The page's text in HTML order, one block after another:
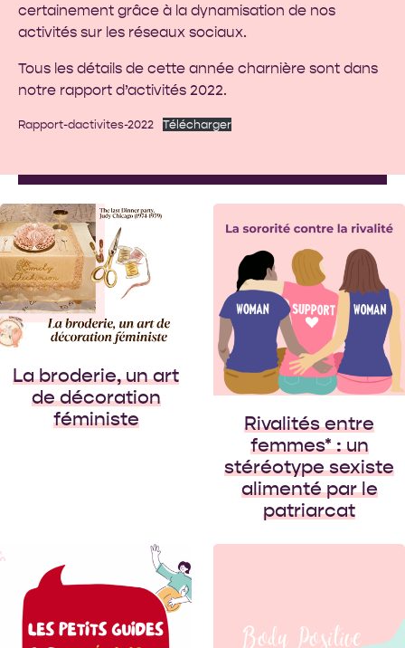
certainement grâce à la dynamisation de nos
activités sur les réseaux sociaux.
Tous les détails de cette année charnière sont dans
notre rapport d’activités 2022.
Rapport-dactivites-2022 Télécharger
La broderie, un art
de décoration
féministe
Le fait que les relations
entre femmes* soient
inévitablement
sujettes à des rivalités
est très certainement
un stéréotype sexiste,
alimenté entre autres
par la plume des
auteurs (hommes,
bien sûr) […]
Rivalités entre
femmes* : un
stéréotype sexiste
alimenté par le
patriarcat
Depuis plusieurs
décennies, le
mouvement du body
positivisme a évolué,